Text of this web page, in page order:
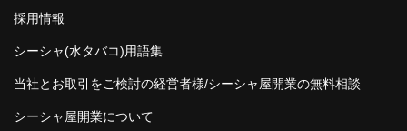
採用情報
シーシャ(水タバコ)用語集
当社とお取引をご検討の経営者様/シーシャ屋開業の無料相談
シーシャ屋開業について